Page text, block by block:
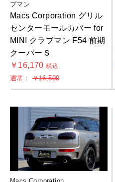
ブマン
Macs Corporation グリル
センターモールカバー for
MINI クラブマン F54 前期
クーパーＳ
￥16,170税込
通常：￥16,500